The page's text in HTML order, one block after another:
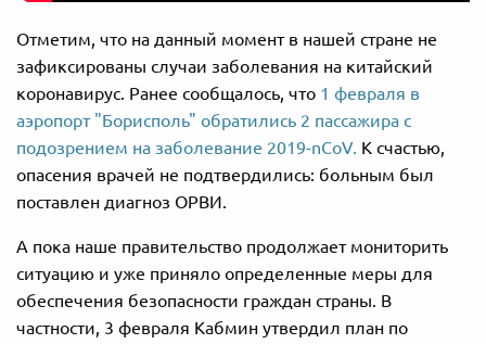
Отметим, что на данный момент в нашей стране не
зафиксированы случаи заболевания на китайский
коронавирус. Ранее сообщалось, что 1 февраля в
аэропорт "Борисполь" обратились 2 пассажира с
подозрением на заболевание 2019-nCoV. К счастью,
опасения врачей не подтвердились: больным был
поставлен диагноз ОРВИ.
А пока наше правительство продолжает мониторить
ситуацию и уже приняло определенные меры для
обеспечения безопасности граждан страны. В
частности, 3 февраля Кабмин утвердил план по